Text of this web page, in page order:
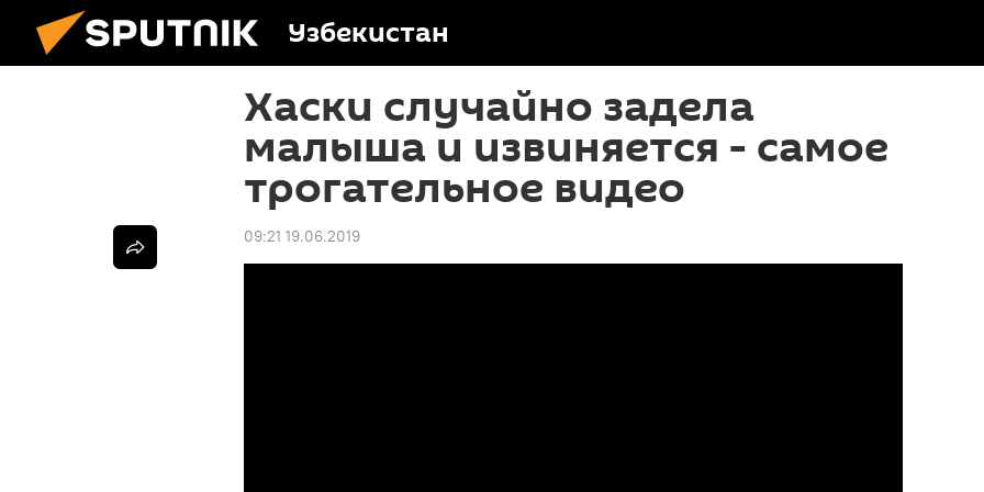
Узбекистан
Хаски случайно задела
малыша и извиняется - самое
трогательное видео
09:21 19.06.2019